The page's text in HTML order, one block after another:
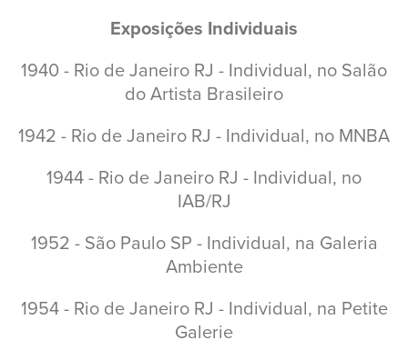
Exposições Individuais
1940 - Rio de Janeiro RJ - Individual, no Salão
do Artista Brasileiro
1942 - Rio de Janeiro RJ - Individual, no MNBA
1944 - Rio de Janeiro RJ - Individual, no
IAB/RJ
1952 - São Paulo SP - Individual, na Galeria
Ambiente
1954 - Rio de Janeiro RJ - Individual, na Petite
Galerie